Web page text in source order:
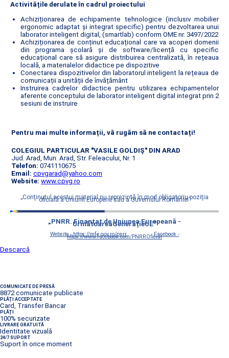
Activitățile derulate în cadrul proiectului
Achiziționarea de echipamente tehnologice (inclusiv mobilier
ergonomic adaptat și integrat specific) pentru dezvoltarea unui
laborator inteligent digital, (smartlab) conform OME nr. 3497/2022
Achiziționarea de conținut educațional care va acoperi domenii
din programa școlară și de software/licență cu specific
educațional care să asigure distribuirea centralizată, în rețeaua
locală, a materialelor didactice pe dispozitive
Conectarea dispozitivelor din laboratorul inteligent la rețeaua de
comunicații a unității de învățământ
Instruirea cadrelor didactice pentru utilizarea echipamentelor
aferente conceptului de laborator inteligent digital integrat prin 2
sesiuni de instruire
Pentru mai multe informații, vă rugăm să ne contactați!
COLEGIUL PARTICULAR "VASILE GOLDIŞ" DIN ARAD
Jud. Arad, Mun. Arad, Str. Feleacului, Nr. 1
Telefon: 0741110675
Email: cpvgarad@yahoo.com
Website: www.cpvg.ro
„Conţinutul acestui material nu reprezintă în mod obligatoriu poziţia
oficială a Uniunii Europene sau a Guvernului României”
„PNRR. Finanțat de Uniunea Europeană -
UrmătoareaGenerațieUE”
Website - https://mfe.gov.ro/pnrr Facebook -
https://www.facebook.com/PNRROficial
Descarcă
COMUNICATE DE PRESĂ
8872 comunicate publicate
PLĂȚI ACCEPTATE
Card, Transfer Bancar
PLĂȚI
100% securizate
LIVRARE GRATUITĂ
Identitate vizuală
24/7 SUPORT
Suport în orice moment